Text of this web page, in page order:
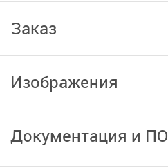
Заказ
Изображения
Документация и ПО